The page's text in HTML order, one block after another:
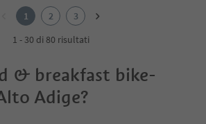
1 2
3
1 - 30 di 80 risultati
& breakfast bike-
Adige?